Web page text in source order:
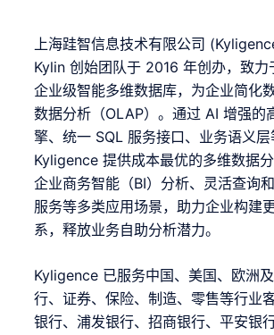
上海跬智信息技术有限公司
Kylin 创始团队于 2016 年创办，致力
企业级智能多维数据库，为企业简化
数据分析（OLAP）。通过 AI 增强的
擎、统一 SQL 服务接口、业务语义层
Kyligence 提供成本最优的多维数据
企业商务智能（BI）分析、灵活查询
服务等多类应用场景，助力企业构建
系，释放业务自助分析潜力。
Kyligence 已服务中国、美国、欧洲
行、证券、保险、制造、零售等行业
银行、浦发银行、招商银行、平安银